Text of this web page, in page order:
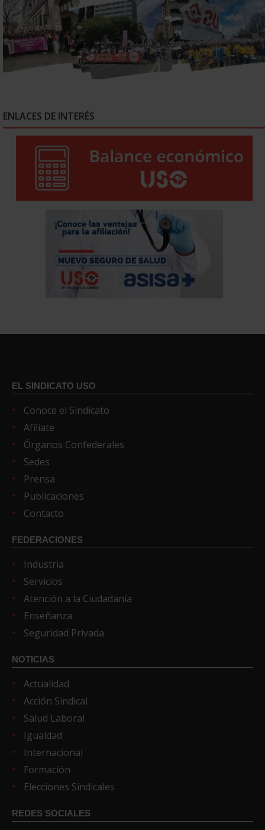
ENLACES DE INTERÉS
EL SINDICATO USO
Conoce el Sindicato
Afíliate
Órganos Confederales
Sedes
Prensa
Publicaciones
Contacto
FEDERACIONES
Industria
Servicios
Atención a la Ciudadanía
Enseñanza
Seguridad Privada
NOTICIAS
Actualidad
Acción Sindical
Salud Laboral
Igualdad
Internacional
Formación
Elecciones Sindicales
REDES SOCIALES